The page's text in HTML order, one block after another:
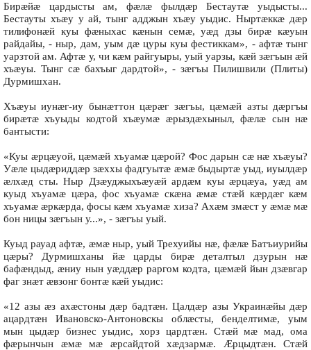
Бирæйæ цардысты ам, фæлæ фылдæр Бестаутæ уыдысты...
Бестауты хъæу у ай, тынг адджын хъæу уыдис. Ныртæккæ дæр
тилифонæй куы фæныхас кæнын семæ, уæд дзы бирæ кæуын
райдайы, - ныр, дам, уым дæ цуры куы фестиккам», - афтæ тынг
уарзтой ам. Афтæ у, чи кæм райгуыры, уый уарзы, кæй зæгъын æй
хъæуы. Тынг сæ бахъыг дардтой», - зæгъы Пилишвили (Плиты)
Дурмишхан.
Хъæуы иунæг-иу бынæттон цæрæг зæгъы, цæмæй азты дæргъы
бирæтæ хъуыды кодтой хъæумæ æрыздæхыныл, фæлæ сын нæ
бантысти:
«Куы æрцæуой, цæмæй хъуамæ цæрой? Фос дарын сæ нæ хъæуы?
Уæле цыдæриддæр зæххы фадгуытæ æмæ быдыртæ уыд, иуылдæр
æлхæд сты. Ныр Дзæуджыхъæуæй ардæм куы æрцæуа, уæд ам
куыд хъуамæ цæра, фос хъуамæ скæна æмæ стæй кæрдæг кæм
хъуамæ æркæрда, фосы кæм хъуамæ хиза? Ахæм змæст у æмæ мæ
бон ницы зæгъын у...», - зæгъы уый.
Куыд рауад афтæ, æмæ ныр, уый Трехуийы нæ, фæлæ Батъиурийы
цæры? Дурмишханы йæ царды бирæ деталтыл дзурын нæ
бафæндыд, æниу нын уæддæр раргом кодта, цæмæй йын дзæвгар
фаг знæт æвзонг бонтæ кæй уыдис:
«12 азы æз ахæстоны дæр бадтæн. Цалдæр азы Украинæйы дæр
ацардтæн Ивановско-Антоновскы облæсты, бенделтимæ, уым
мын цыдæр бизнес уыдис, хорз цардтæн. Стæй мæ мад, ома
фæрынчын æмæ мæ æрсайдтой хæдзармæ. Æрцыдтæн. Стæй